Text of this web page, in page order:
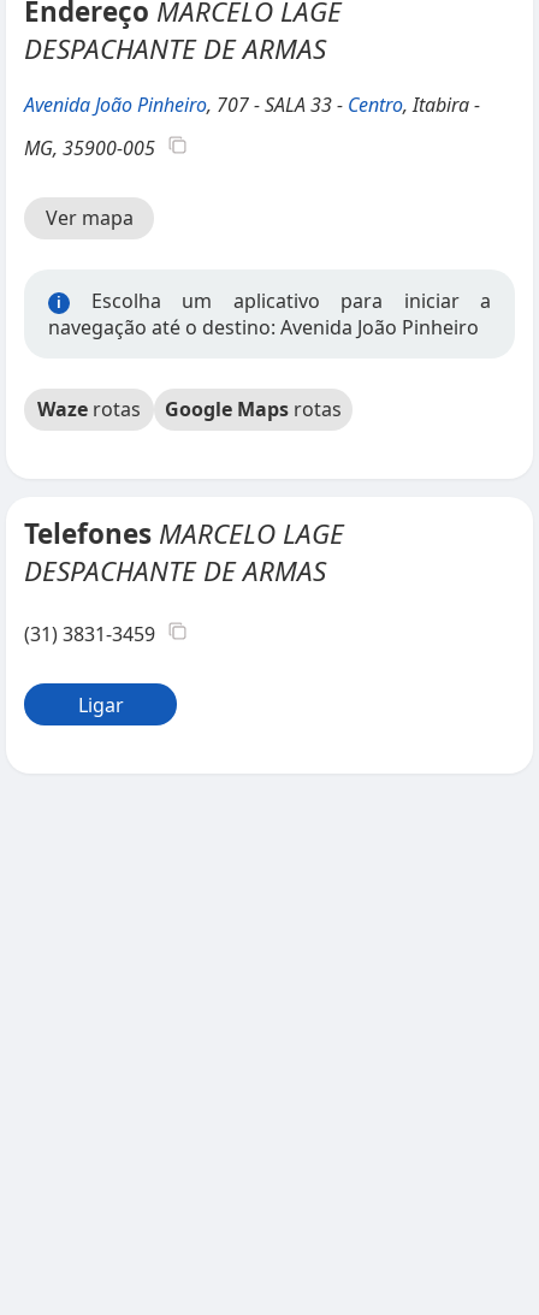
Endereço MARCELO LAGE
DESPACHANTE DE ARMAS
Avenida João Pinheiro, 707 - SALA 33 - Centro, Itabira -
MG, 35900-005
Ver mapa
i
Escolha um aplicativo para iniciar a
navegação até o destino: Avenida João Pinheiro
Waze rotas Google Maps rotas
Telefones MARCELO LAGE
DESPACHANTE DE ARMAS
(31) 3831-3459
Ligar